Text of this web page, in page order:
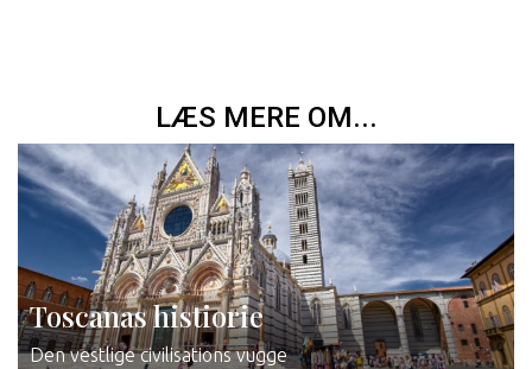
LÆS MERE OM...
Toscanas histiorie
Den vestlige civilisations vugge